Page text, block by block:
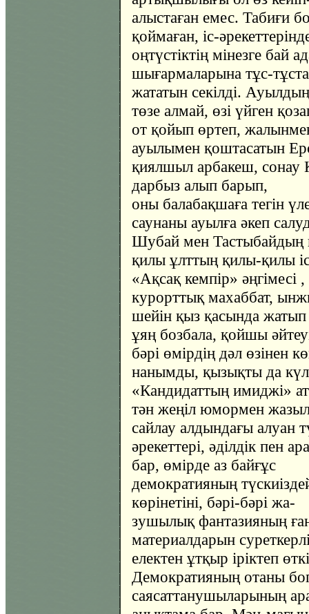
алыстаған емес. Табиғи
қоймаған, іс-
оңтүстіктің мінезге бай
шығармаларына тұс-
жататын секілді. Ауылдың
төзе алмай, өзі үйген
от қойып өртеп,
ауылымен қоштасатын
қиялшыл арбакеш, сонау
дарбыз алып барып,
оны балабақшаға тегін
саунаны ауылға әкеп
Шубай мен Тастыбайдың
қилы ұлттың қилы-қилы
«Ақсақ кемпір»
курорттық махаббат,
шейін қыз қасында
ұяң бозбала, қойшы
бәрі өмірдің дәл өзінен
нанымды, қызықты да
«Кандидаттың имиджі»
тән жеңіл юмормен
сайлау алдындағы алуан
әрекеттері, әділдік пен
бар, өмірде аз байғұс
демократияның
көрінетіні, бәрі-бәрі жа-
зушылық фантазияның
материалдарын
електен ұтқыр іріктеп
Демократияның отаны
саясаттанушыларының